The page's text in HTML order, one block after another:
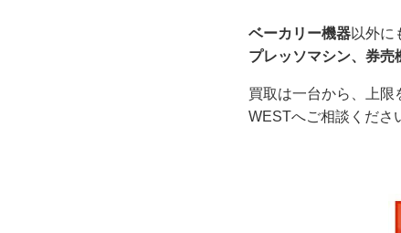
ベーカリー機器以外に
プレッソマシン、券売
買取は一台から、上限
WESTへご相談くださ